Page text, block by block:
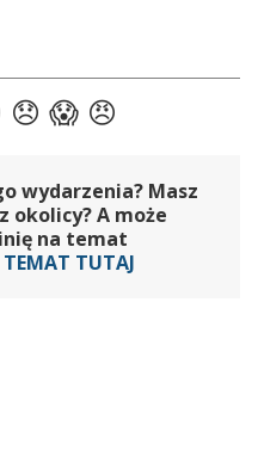
wydarzenia? Masz
okolicy? A może
na temat
TEMAT TUTAJ